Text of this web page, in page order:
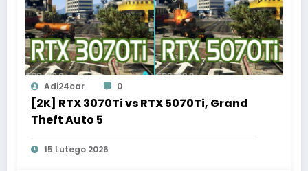
Adi24car 0
[2K] RTX 3070Ti vs RTX 5070Ti, Grand
Theft Auto 5
15 Lutego 2026